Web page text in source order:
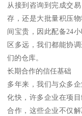
从接到咨询到完成交
存，还是大批量积压
间宝贵，因此配备24
区多远，我们都能协
们的仓库。
长期合作的信任基础
多年来，我们与众多
化快，许多企业在项
合作，这些企业不仅